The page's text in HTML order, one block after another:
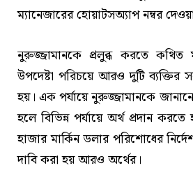
ম্যানেজারের হোয়াটসঅ্যাপ নম্বর
নুরুজ্জামানকে প্রলুব্ধ করতে
উপদেষ্টা পরিচয়ে আরও দুটি ব্যক্তির
হয়। এক পর্যায়ে নুরুজ্জামানকে
হলে বিভিন্ন পর্যায়ে অর্থ প্রদান
হাজার মার্কিন ডলার পরিশোধের
দাবি করা হয় আরও অর্থের।